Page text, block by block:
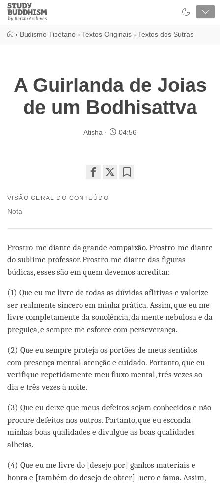
Close
Study
Buddhism
› Budismo Tibetano › Textos Originais › Textos dos Sutras
​A Guirlanda de Joias
de um Bodhisattva
Atisha 04:56
on
VISÃO GERAL DO CONTEÚDO
Nota
Prostro-me diante da grande compaixão. Prostro-me diante
do sublime professor. Prostro-me diante das figuras
búdicas, esses são em quem devemos acreditar.
(1) Que eu me livre de todas as dúvidas aflitivas e valorize
ser realmente sincero em minha prática. Assim, que eu me
livre completamente da sonolência, da mente nebulosa e da
preguiça, e sempre me esforce com perseverança.
(2) Que eu sempre proteja os portões de meus sentidos
com presença mental, atenção e cuidado. Portanto, que eu
verifique repetidamente meu fluxo mental, três vezes ao
dia e três vezes à noite.
(3) Que eu deixe que meus defeitos sejam conhecidos e não
procure defeitos nos outros. Portanto, que eu esconda
minhas boas qualidades e divulgue as boas qualidades
alheias.
(4) Que eu me livre do [desejo por] ganhos materiais e
honra e [também do desejo de obter] lucro e fama. Assim,